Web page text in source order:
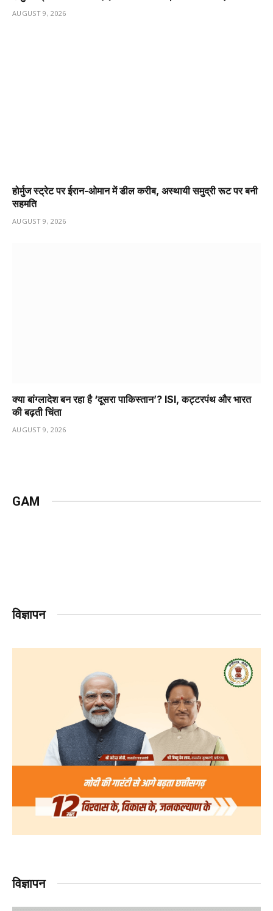
AUGUST 9, 2026
होर्मुज स्ट्रेट पर ईरान-ओमान में डील करीब, अस्थायी समुद्री रूट पर बनी
सहमति
AUGUST 9, 2026
क्या बांग्लादेश बन रहा है ‘दूसरा पाकिस्तान’? ISI, कट्टरपंथ और भारत
की बढ़ती चिंता
AUGUST 9, 2026
GAM
विज्ञापन
विज्ञापन